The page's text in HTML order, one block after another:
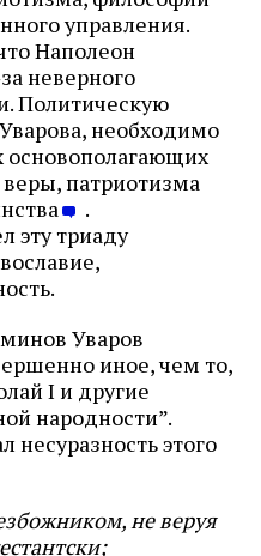
управления.
Наполеон
неверного
Политическую
необходимо
основополагающих
патриотизма
.
эту триаду
Уваров
иное, чем то,
I и другие
народности”.
несуразность этого
не веруя